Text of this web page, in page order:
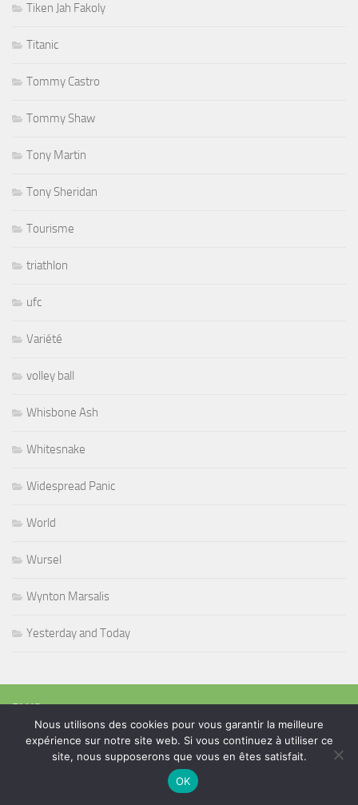
Tiken Jah Fakoly
Titanic
Tommy Castro
Tommy Shaw
Tony Martin
Tony Sheridan
Tourisme
triathlon
ufc
Variété
volley ball
Whisbone Ash
Whitesnake
Widespread Panic
World
Wursel
Wynton Marsalis
Yesterday and Today
PLUS
Rechercher :
Nous utilisons des cookies pour vous garantir la meilleure
expérience sur notre site web. Si vous continuez à utiliser ce
site, nous supposerons que vous en êtes satisfait.
OK